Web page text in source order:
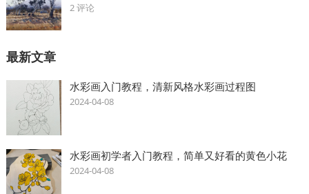
2 评论
最新文章
水彩画入门教程，清新风格水彩画过程图
2024-04-08
水彩画初学者入门教程，简单又好看的黄色小花
2024-04-08